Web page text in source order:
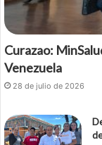
Curazao:
Venezuela
28 de julio de 2026